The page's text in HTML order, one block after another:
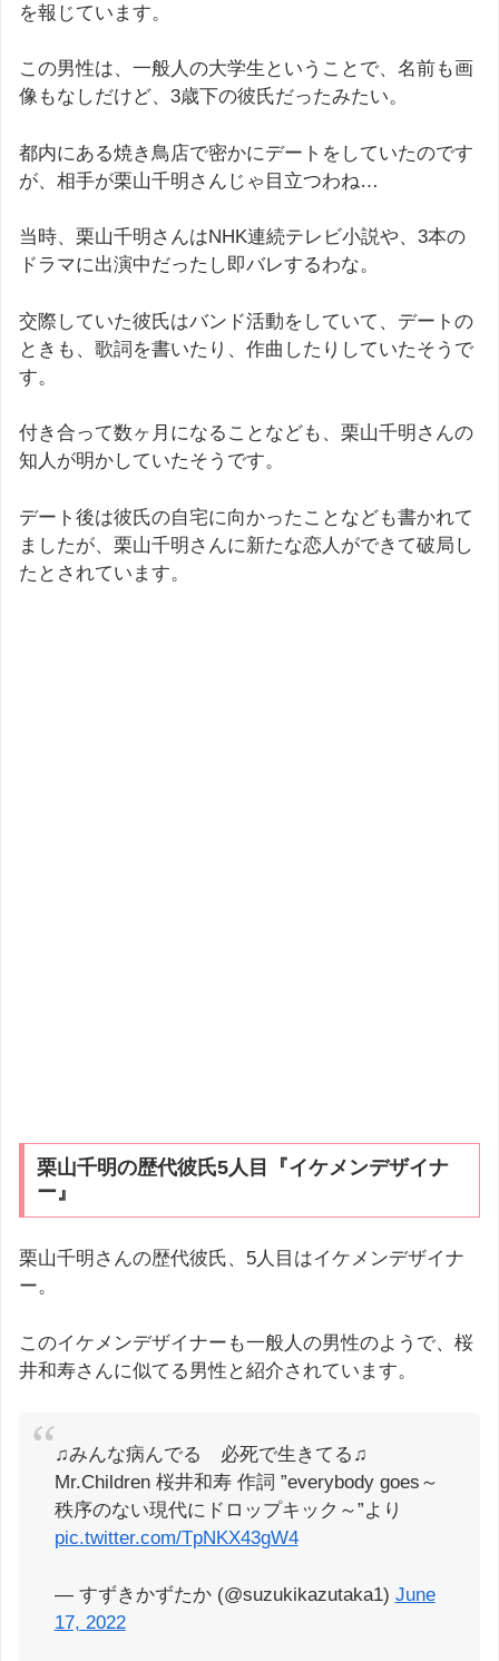
を報じています。
この男性は、一般人の大学生ということで、名前も画
像もなしだけど、3歳下の彼氏だったみたい。
都内にある焼き鳥店で密かにデートをしていたのです
が、相手が栗山千明さんじゃ目立つわね…
当時、栗山千明さんはNHK連続テレビ小説や、3本の
ドラマに出演中だったし即バレするわな。
交際していた彼氏はバンド活動をしていて、デートの
ときも、歌詞を書いたり、作曲したりしていたそうで
す。
付き合って数ヶ月になることなども、栗山千明さんの
知人が明かしていたそうです。
デート後は彼氏の自宅に向かったことなども書かれて
ましたが、栗山千明さんに新たな恋人ができて破局し
たとされています。
栗山千明の歴代彼氏5人目『イケメンデザイナ
ー』
栗山千明さんの歴代彼氏、5人目はイケメンデザイナ
ー。
このイケメンデザイナーも一般人の男性のようで、桜
井和寿さんに似てる男性と紹介されています。
♫みんな病んでる 必死で生きてる♫
Mr.Children 桜井和寿 作詞 ”everybody goes～
秩序のない現代にドロップキック～”より
pic.twitter.com/TpNKX43gW4
— すずきかずたか (@suzukikazutaka1) June
17, 2022